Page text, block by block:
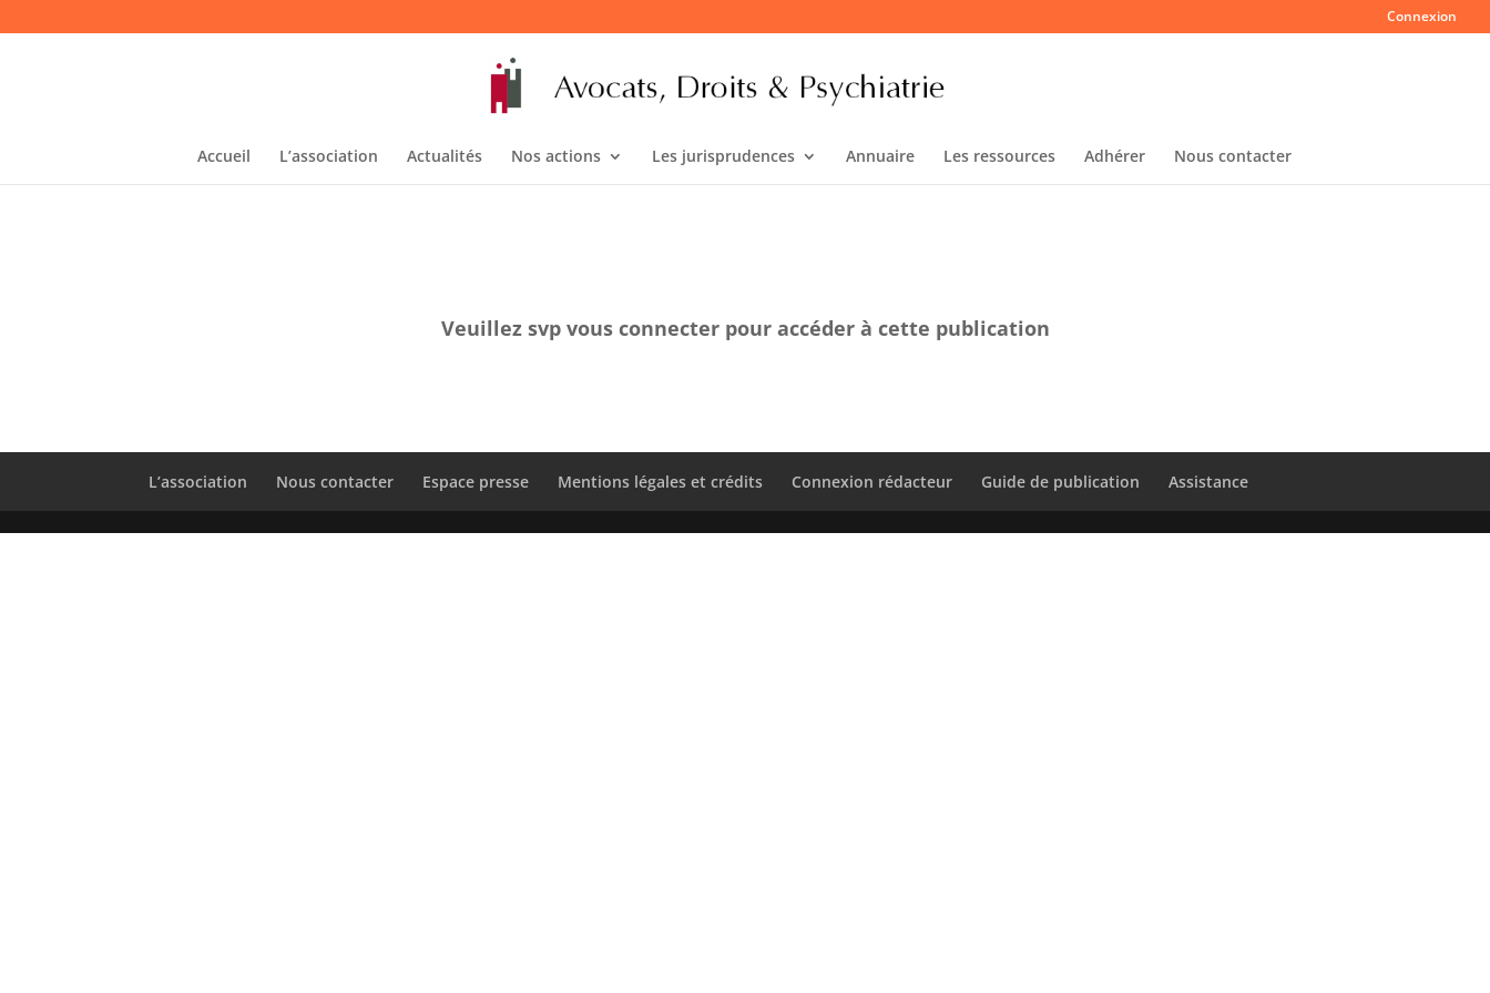
Connexion
Accueil L’association Actualités Nos actions Les jurisprudences Annuaire Les ressources Adhérer Nous contacter
Veuillez svp vous connecter pour accéder à cette publication
L’association Nous contacter Espace presse Mentions légales et crédits Connexion rédacteur Guide de publication Assistance